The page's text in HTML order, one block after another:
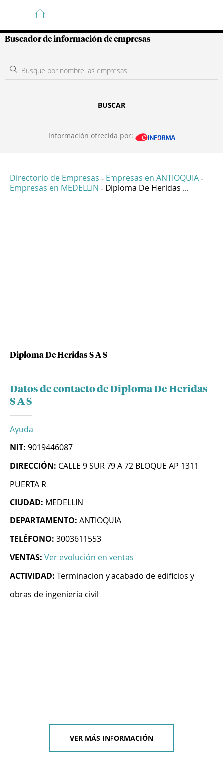
Guía de Empresas Colombianas
Buscador de información de empresas
BUSCAR
Información ofrecida por:
Directorio de Empresas - Empresas en ANTIOQUIA -
Empresas en MEDELLIN - Diploma De Heridas ...
Diploma De Heridas S A S
Datos de contacto de Diploma De Heridas
S A S
Ayuda
NIT: 9019446087
DIRECCIÓN: CALLE 9 SUR 79 A 72 BLOQUE AP 1311
PUERTA R
CIUDAD: MEDELLIN
DEPARTAMENTO: ANTIOQUIA
TELÉFONO: 3003611553
VENTAS: Ver evolución en ventas
ACTIVIDAD: Terminacion y acabado de edificios y
obras de ingenieria civil
VER MÁS INFORMACIÓN